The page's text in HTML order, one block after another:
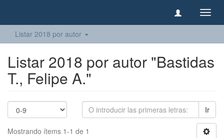
Listar 2018 por autor
Listar 2018 por autor "Bastidas
T., Felipe A."
Ir
Mostrando ítems 1-1 de 1